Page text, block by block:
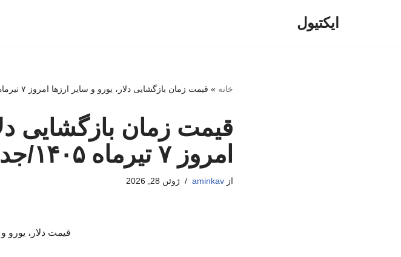
ایکتیول
خانه » قیمت زمان بازگشایی دلار، یورو و سایر ارزها امروز ۷ تیرماه ۱۴۰۵/جدول
قیمت زمان بازگشایی
امروز ۷ تیرماه ۱۴۰۵/جدول
ازaminkav ژوئن 28, 2026
قیمت دلار، یورو